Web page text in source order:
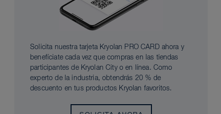
Solicita nuestra tarjeta Kryolan PRO CARD ahora y
benefíciate cada vez que compras en las tiendas
participantes de Kryolan City o en línea. Como
experto de la industria, obtendrás 20 % de
descuento en tus productos Kryolan favoritos.